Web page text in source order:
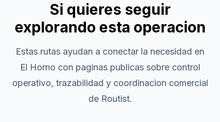
Si quieres seguir
explorando esta operacion
Estas rutas ayudan a conectar la necesidad en
El Horno con paginas publicas sobre control
operativo, trazabilidad y coordinacion comercial
de Routist.